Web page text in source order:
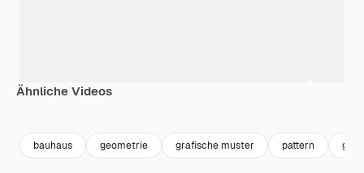
Ähnliche Videos
bauhaus geometrie grafische muster pattern